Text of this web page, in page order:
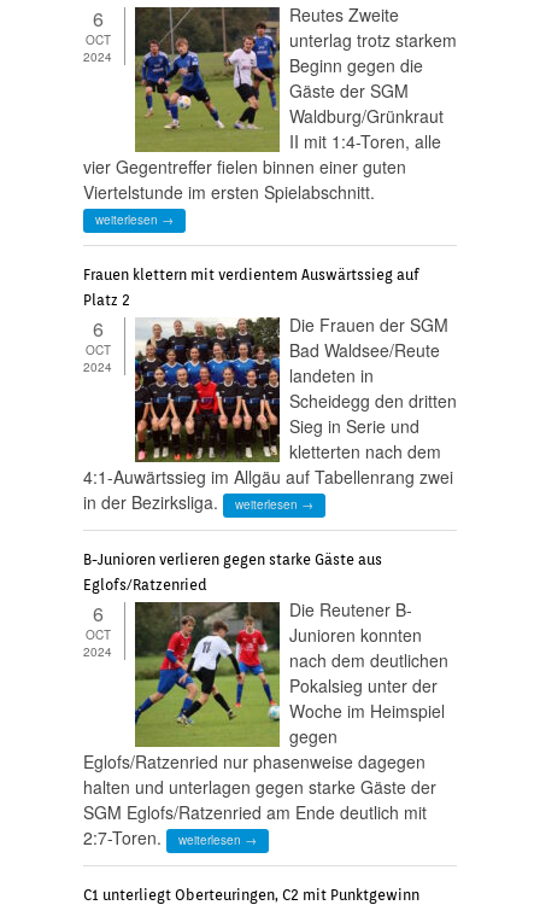
6
OCT
2024
Reutes Zweite
unterlag trotz starkem
Beginn gegen die
Gäste der SGM
Waldburg/Grünkraut
II mit 1:4-Toren, alle
vier Gegentreffer fielen binnen einer guten
Viertelstunde im ersten Spielabschnitt.
weiterlesen →
Frauen klettern mit verdientem Auswärtssieg auf
Platz 2
6
OCT
2024
Die Frauen der SGM
Bad Waldsee/Reute
landeten in
Scheidegg den dritten
Sieg in Serie und
kletterten nach dem
4:1-Auwärtssieg im Allgäu auf Tabellenrang zwei
in der Bezirksliga.
weiterlesen →
B-Junioren verlieren gegen starke Gäste aus
Eglofs/Ratzenried
6
OCT
2024
Die Reutener B-
Junioren konnten
nach dem deutlichen
Pokalsieg unter der
Woche im Heimspiel
gegen
Eglofs/Ratzenried nur phasenweise dagegen
halten und unterlagen gegen starke Gäste der
SGM Eglofs/Ratzenried am Ende deutlich mit
2:7-Toren.
weiterlesen →
C1 unterliegt Oberteuringen, C2 mit Punktgewinn